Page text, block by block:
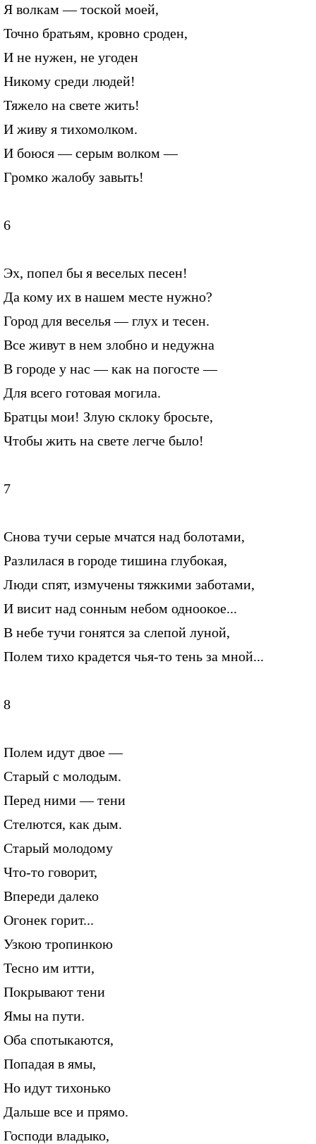
Я волкам — тоской моей,
Точно братьям, кровно сроден,
И не нужен, не угоден
Никому среди людей!
Тяжело на свете жить!
И живу я тихомолком.
И боюся — серым волком —
Громко жалобу завыть!
6
Эх, попел бы я веселых песен!
Да кому их в нашем месте нужно?
Город для веселья — глух и тесен.
Все живут в нем злобно и недужна
В городе у нас — как на погосте —
Для всего готовая могила.
Братцы мои! Злую склоку бросьте,
Чтобы жить на свете легче было!
7
Снова тучи серые мчатся над болотами,
Разлилася в городе тишина глубокая,
Люди спят, измучены тяжкими заботами,
И висит над сонным небом одноокое...
В небе тучи гонятся за слепой луной,
Полем тихо крадется чья-то тень за мной...
8
Полем идут двое —
Старый с молодым.
Перед ними — тени
Стелются, как дым.
Старый молодому
Что-то говорит,
Впереди далеко
Огонек горит...
Узкою тропинкою
Тесно им итти,
Покрывают тени
Ямы на пути.
Оба спотыкаются,
Попадая в ямы,
Но идут тихонько
Дальше все и прямо.
Господи владыко,